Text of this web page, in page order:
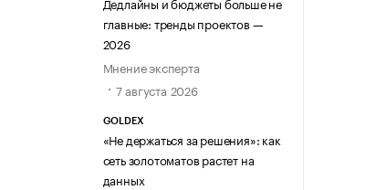
главные: тренды проектов —
2026
Мнение эксперта
7 августа 2026
GOLDEX
«Не держаться за решения»: как
сеть золотоматов растет на
данных